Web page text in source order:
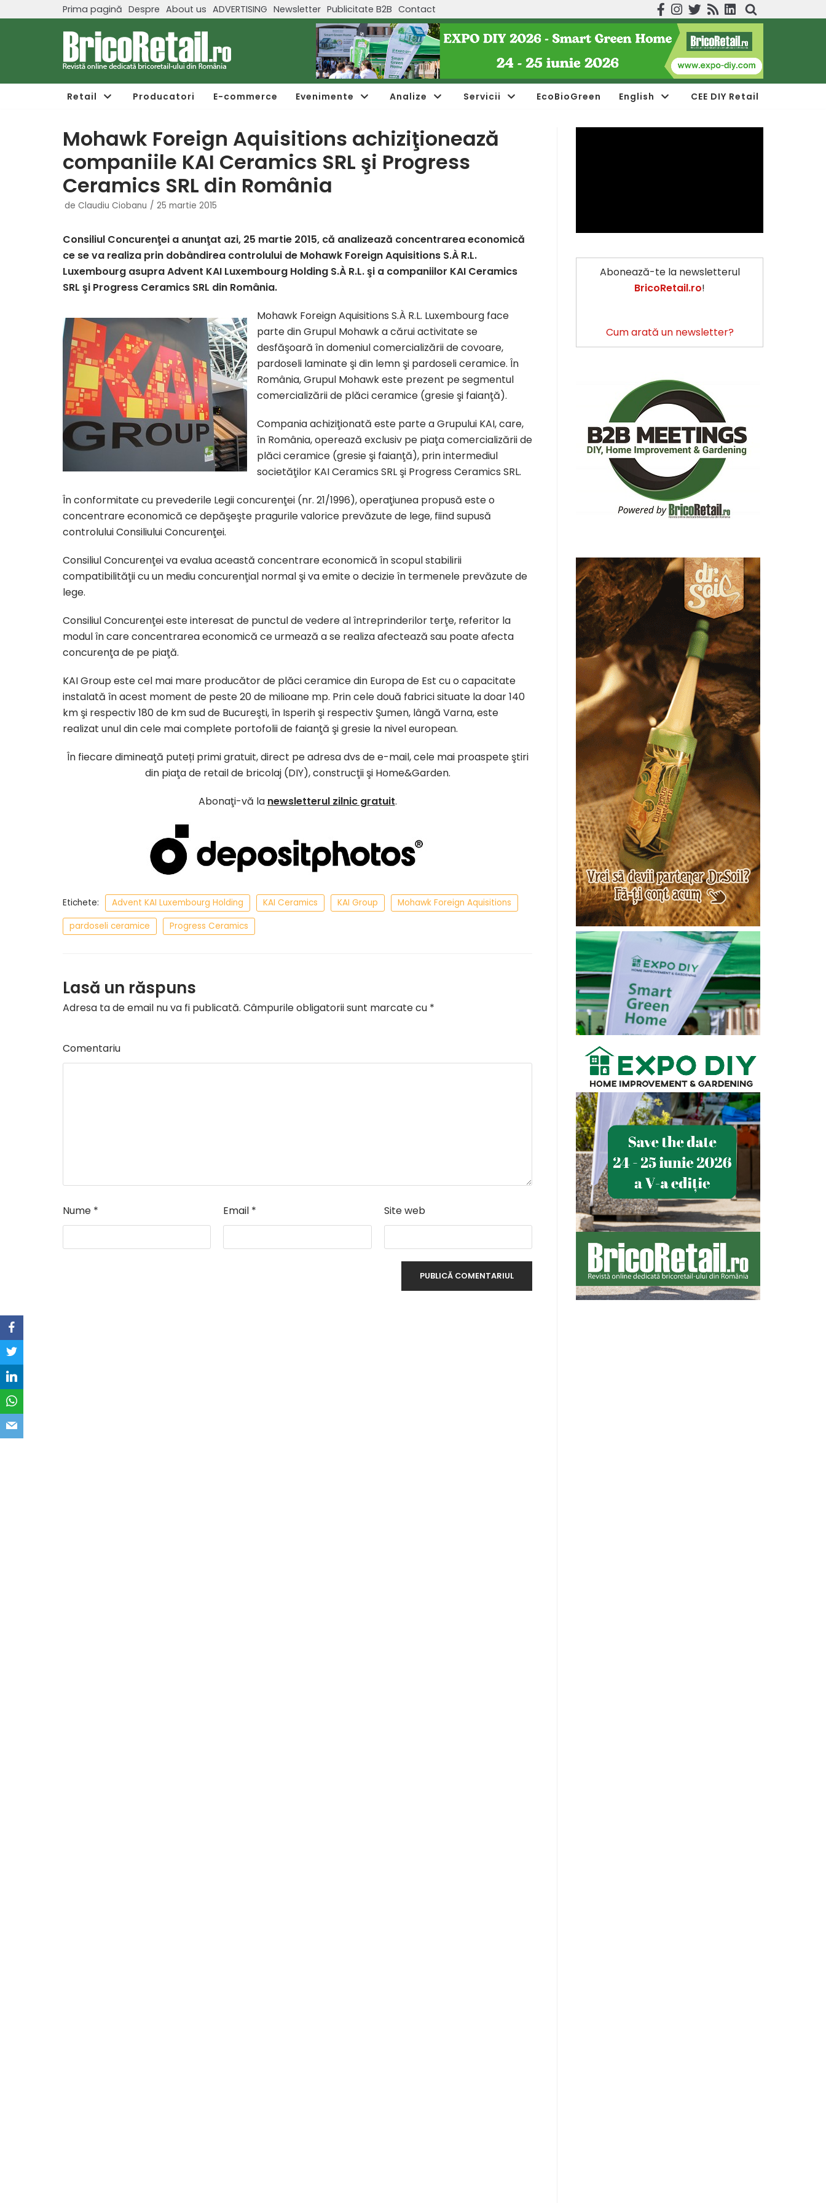
Prima pagină Despre About us ADVERTISING Newsletter Publicitate B2B Contact
Retail Producatori E-commerce Evenimente Analize Servicii EcoBioGreen English CEE DIY Retail
Mohawk Foreign Aquisitions achiziţionează
companiile KAI Ceramics SRL şi Progress
Ceramics SRL din România
de Claudiu Ciobanu 25 martie 2015
Consiliul Concurenţei a anunţat azi, 25 martie 2015, că analizează concentrarea economică
ce se va realiza prin dobândirea controlului de Mohawk Foreign Aquisitions S.À R.L.
Luxembourg asupra Advent KAI Luxembourg Holding S.À R.L. şi a companiilor KAI Ceramics
SRL şi Progress Ceramics SRL din România.
Mohawk Foreign Aquisitions S.À R.L. Luxembourg face
parte din Grupul Mohawk a cărui activitate se
desfăşoară în domeniul comercializării de covoare,
pardoseli laminate şi din lemn şi pardoseli ceramice. În
România, Grupul Mohawk este prezent pe segmentul
comercializării de plăci ceramice (gresie şi faianţă).
Compania achiziţionată este parte a Grupului KAI, care,
în România, operează exclusiv pe piaţa comercializării de
plăci ceramice (gresie şi faianţă), prin intermediul
societăţilor KAI Ceramics SRL şi Progress Ceramics SRL.
În conformitate cu prevederile Legii concurenţei (nr. 21/1996), operaţiunea propusă este o
concentrare economică ce depăşeşte pragurile valorice prevăzute de lege, fiind supusă
controlului Consiliului Concurenţei.
Consiliul Concurenţei va evalua această concentrare economică în scopul stabilirii
compatibilităţii cu un mediu concurenţial normal şi va emite o decizie în termenele prevăzute de
lege.
Consiliul Concurenţei este interesat de punctul de vedere al întreprinderilor terţe, referitor la
modul în care concentrarea economică ce urmează a se realiza afectează sau poate afecta
concurenţa de pe piaţă.
KAI Group este cel mai mare producătorde plăciceramicedin Europade Est cu o capacitate
instalată înacest moment de peste20 de milioane mp. Princeledouă fabricisituate ladoar 140
km şi respectiv 180 de km sud de Bucureşti,în Isperih şi respectiv Şumen, lângă Varna, este
realizat unuldincele maicomplete portofolii de faianţă şigresie la nivel european.
În fiecare dimineaţă puteți primi gratuit, direct pe adresa dvs de e-mail, cele mai proaspete ştiri
din piaţa de retail de bricolaj (DIY), construcţii şi Home&Garden.
Abonaţi-vă la newsletterul zilnic gratuit.
Etichete: Advent KAI Luxembourg Holding KAI Ceramics KAI Group
Mohawk Foreign Aquisitions
pardoseli ceramice
Progress Ceramics
Lasă un răspuns
Adresa ta de email nu va fi publicată. Câmpurile obligatorii sunt marcate cu *
Comentariu
Nume * Email * Site web
Abonează-te la newsletterul
BricoRetail.ro!
Cum arată un newsletter?